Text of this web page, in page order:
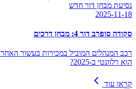
נסיעת מבחן דור חדש
2025-11-18
סקודה סופרב דור 4: מבחן דרכים
רכב המנהלים המוביל במכירות בעשור
הוא רלוונטי ב-2025?
קראו עוד